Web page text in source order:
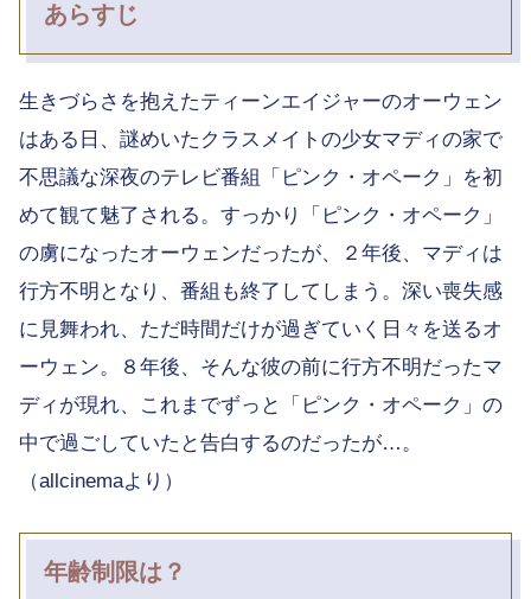
あらすじ
生きづらさを抱えたティーンエイジャーのオーウェン
はある日、謎めいたクラスメイトの少女マディの家で
不思議な深夜のテレビ番組「ピンク・オペーク」を初
めて観て魅了される。すっかり「ピンク・オペーク」
の虜になったオーウェンだったが、２年後、マディは
行方不明となり、番組も終了してしまう。深い喪失感
に見舞われ、ただ時間だけが過ぎていく日々を送るオ
ーウェン。８年後、そんな彼の前に行方不明だったマ
ディが現れ、これまでずっと「ピンク・オペーク」の
中で過ごしていたと告白するのだったが…。
（allcinemaより）
年齢制限は？